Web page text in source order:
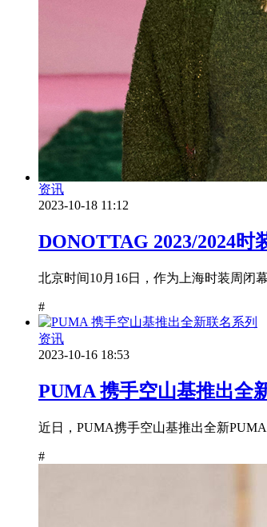
资讯
2023-10-18 11:12
DONOTTAG 2023/2024时
北京时间10月16日，作为上海时装周闭
#
资讯
2023-10-16 18:53
PUMA 携手空山基推出全
近日，PUMA携手空山基推出全新
#